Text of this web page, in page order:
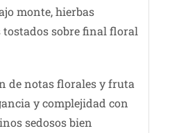
monte, hierbas
tostados sobre final floral
de notas florales y fruta
y complejidad con
sedosos bien